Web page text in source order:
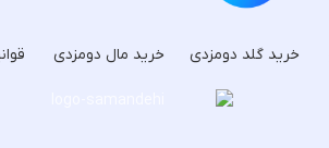
خرید گلد دومزدی خرید مال دومزدی